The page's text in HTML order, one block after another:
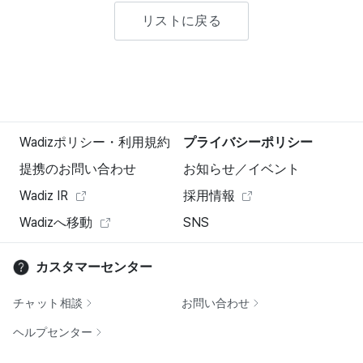
リストに戻る
Wadizポリシー・利用規約
プライバシーポリシー
提携のお問い合わせ
お知らせ／イベント
Wadiz IR
採用情報
Wadizへ移動
SNS
カスタマーセンター
チャット相談 お問い合わせ
ヘルプセンター